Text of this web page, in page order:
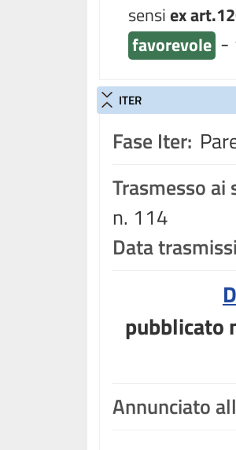
sensiex
favorevole -
ITER
Fase Iter:
Trasmesso ai
n. 114
Data
pubblicato
Annunciato